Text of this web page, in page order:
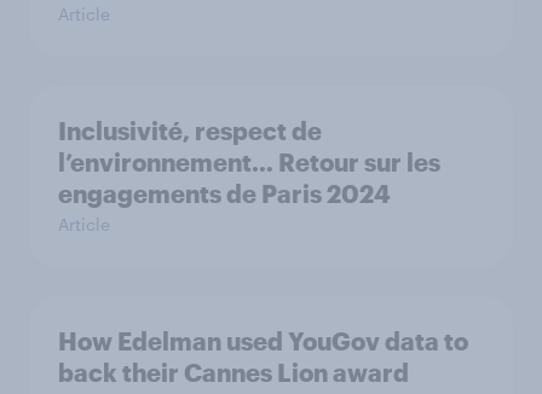
Article
Inclusivité, respect de
l’environnement… Retour sur les
engagements de Paris 2024
Article
How Edelman used YouGov data to
back their Cannes Lion award